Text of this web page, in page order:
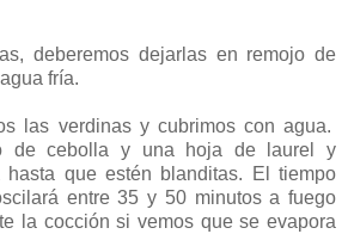
deberemos dejarlas en remojo de
fría.
las verdinas y cubrimos con agua.
de cebolla y una hoja de laurel y
hasta que estén blanditas. El tiempo
entre 35 y 50 minutos a fuego
la cocción si vemos que se evapora